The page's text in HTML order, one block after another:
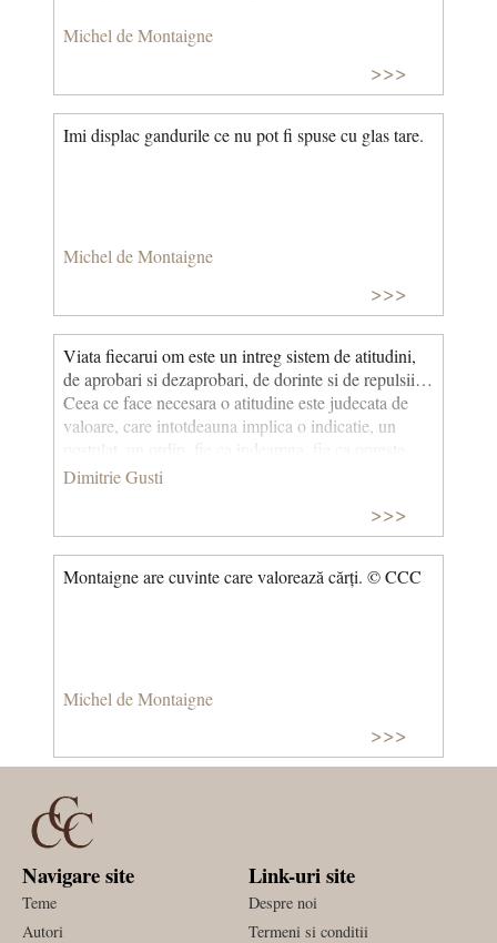
Michel de Montaigne
>>>
Imi displac gandurile ce nu pot fi spuse cu glas tare.
Michel de Montaigne
>>>
Viata fiecarui om este un intreg sistem de atitudini,
de aprobari si dezaprobari, de dorinte si de repulsii…
Ceea ce face necesara o atitudine este judecata de
valoare, care intotdeauna implica o indicatie, un
Dimitrie Gusti
>>>
Montaigne are cuvinte care valorează cărți. © CCC
Michel de Montaigne
>>>
Navigare site
Teme
Autori
Link-uri site
Despre noi
Termeni si conditii